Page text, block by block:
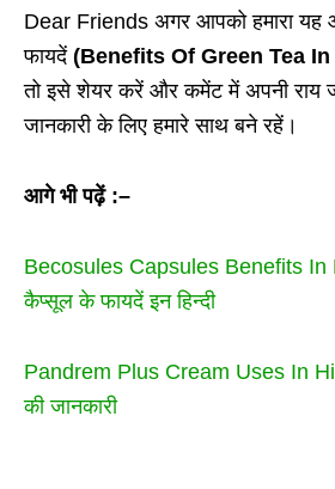
Dear Friends अगर आपको हमारा यह
फायदें(Benefits Of Green Tea In
तो इसे शेयर करें और कमेंट में अपनी राय
जानकारी के लिए हमारे साथ बने रहें।
आगे भी पढ़ें :–
Becosules Capsules Benefits In
कैप्सूल के फायदें इन हिन्दी
Pandrem Plus Cream Uses In
की जानकारी